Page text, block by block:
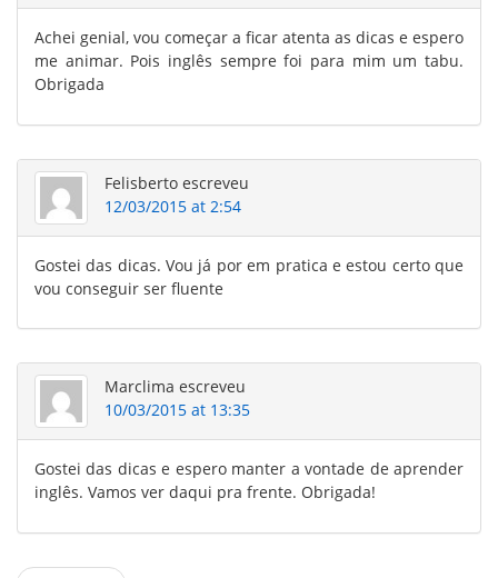
Achei genial, vou começar a ficar atenta as dicas e espero
me animar. Pois inglês sempre foi para mim um tabu.
Obrigada
Felisberto escreveu
12/03/2015 at 2:54
Gostei das dicas. Vou já por em pratica e estou certo que
vou conseguir ser fluente
Marclima escreveu
10/03/2015 at 13:35
Gostei das dicas e espero manter a vontade de aprender
inglês. Vamos ver daqui pra frente. Obrigada!